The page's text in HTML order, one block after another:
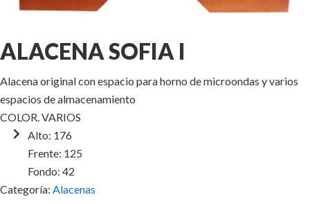
ALACENA SOFIA I
Alacena original con espacio para horno de microondas y varios
espacios de almacenamiento
COLOR. VARIOS
Alto: 176
Frente: 125
Fondo: 42
Categoría: Alacenas